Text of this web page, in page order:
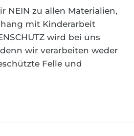
NEIN zu allen Materialien,
mit Kinderarbeit
wird bei uns
wir verarbeiten weder
Felle und